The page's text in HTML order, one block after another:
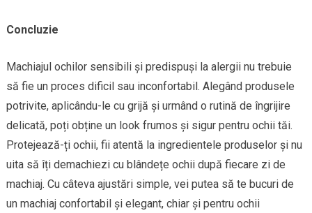
Concluzie
Machiajul ochilor sensibili și predispuși la alergii nu trebuie
să fie un proces dificil sau inconfortabil. Alegând produsele
potrivite, aplicându-le cu grijă și urmând o rutină de îngrijire
delicată, poți obține un look frumos și sigur pentru ochii tăi.
Protejează-ți ochii, fii atentă la ingredientele produselor și nu
uita să îți demachiezi cu blândețe ochii după fiecare zi de
machiaj. Cu câteva ajustări simple, vei putea să te bucuri de
un machiaj confortabil și elegant, chiar și pentru ochii